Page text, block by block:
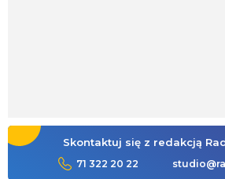
Skontaktuj się z redakcją
71 322 20 22